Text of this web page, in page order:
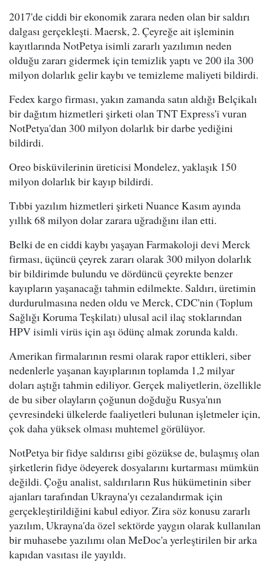
2017'de ciddi bir ekonomik zarara neden olan bir saldırı
dalgası gerçekleşti. Maersk, 2. Çeyreğe ait işleminin
kayıtlarında NotPetya isimli zararlı yazılımın neden
olduğu zararı gidermek için temizlik yaptı ve 200 ila 300
milyon dolarlık gelir kaybı ve temizleme maliyeti bildirdi.
Fedex kargo firması, yakın zamanda satın aldığı Belçikalı
bir dağıtım hizmetleri şirketi olan TNT Express'i vuran
NotPetya'dan 300 milyon dolarlık bir darbe yediğini
bildirdi.
Oreo bisküvilerinin üreticisi Mondelez, yaklaşık 150
milyon dolarlık bir kayıp bildirdi.
Tıbbi yazılım hizmetleri şirketi Nuance Kasım ayında
yıllık 68 milyon dolar zarara uğradığını ilan etti.
Belki de en ciddi kaybı yaşayan Farmakoloji devi Merck
firması, üçüncü çeyrek zararı olarak 300 milyon dolarlık
bir bildirimde bulundu ve dördüncü çeyrekte benzer
kayıpların yaşanacağı tahmin edilmekte. Saldırı, üretimin
durdurulmasına neden oldu ve Merck, CDC'nin (Toplum
Sağlığı Koruma Teşkilatı) ulusal acil ilaç stoklarından
HPV isimli virüs için aşı ödünç almak zorunda kaldı.
Amerikan firmalarının resmi olarak rapor ettikleri, siber
nedenlerle yaşanan kayıplarının toplamda 1,2 milyar
doları aştığı tahmin ediliyor. Gerçek maliyetlerin, özellikle
de bu siber olayların çoğunun doğduğu Rusya'nın
çevresindeki ülkelerde faaliyetleri bulunan işletmeler için,
çok daha yüksek olması muhtemel görülüyor.
NotPetya bir fidye saldırısı gibi gözükse de, bulaşmış olan
şirketlerin fidye ödeyerek dosyalarını kurtarması mümkün
değildi. Çoğu analist, saldırıların Rus hükümetinin siber
ajanları tarafından Ukrayna'yı cezalandırmak için
gerçekleştirildiğini kabul ediyor. Zira söz konusu zararlı
yazılım, Ukrayna'da özel sektörde yaygın olarak kullanılan
bir muhasebe yazılımı olan MeDoc'a yerleştirilen bir arka
kapıdan vasıtası ile yayıldı.